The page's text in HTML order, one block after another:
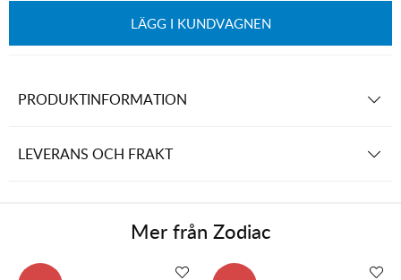
LÄGG I KUNDVAGNEN
PRODUKTINFORMATION
LEVERANS OCH FRAKT
Mer från Zodiac